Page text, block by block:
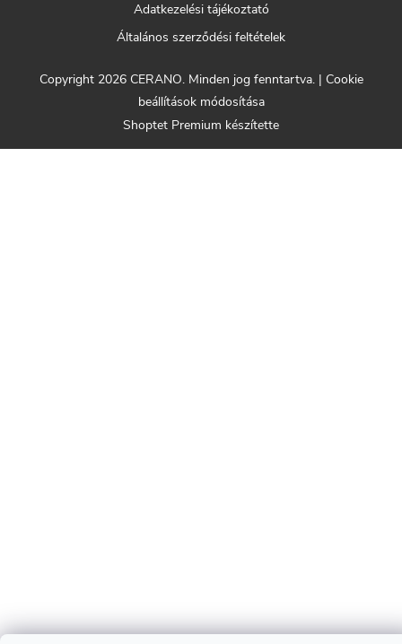
Adatkezelési tájékoztató
Általános szerződési feltételek
Shoptet Premium készítette
Copyright 2026 CERANO. Minden jog fenntartva. | Cookie
beállítások módosítása